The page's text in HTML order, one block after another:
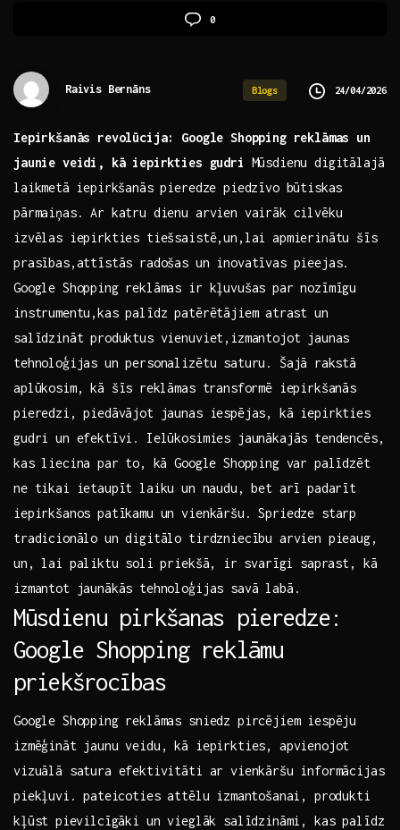
0
Raivis Bernāns Blogs 24/04/2026
Iepirkšanās revolūcija: Google Shopping reklāmas un
jaunie veidi, kā iepirkties gudri Mūsdienu ‍digitālajā
laikmetā ⁢iepirkšanās pieredze piedzīvo būtiskas‍
pārmaiņas. Ar katru dienu arvien vairāk cilvēku
izvēlas iepirkties tiešsaistē,un,lai apmierinātu ‌šīs
prasības,attīstās radošas un inovatīvas pieejas.
Google Shopping reklāmas ir kļuvušas par nozīmīgu
instrumentu,kas​ palīdz patērētājiem⁤ atrast un
salīdzināt produktus vienuviet,izmantojot jaunas
tehnoloģijas un personalizētu saturu. Šajā⁢ rakstā
aplūkosim, kā šīs ⁣reklāmas transformē iepirkšanās
pieredzi, piedāvājot jaunas iespējas, kā iepirkties
gudri​ un efektīvi. Ielūkosimies jaunākajās tendencēs,
kas liecina par ⁣to, ‌kā Google Shopping var palīdzēt
ne tikai ietaupīt laiku⁤ un naudu, bet arī padarīt
iepirkšanos patīkamu‌ un vienkāršu. Spriedze starp
tradicionālo un digitālo tirdzniecību arvien pieaug,
un, lai‍ paliktu soli ⁢priekšā, ⁤ir svarīgi saprast, kā
izmantot jaunākās tehnoloģijas savā labā.
Mūsdienu pirkšanas pieredze:
Google Shopping reklāmu
priekšrocības
Google Shopping reklāmas sniedz pircējiem iespēju
izmēģināt jaunu veidu, kā iepirkties, apvienojot
vizuālā satura efektivitāti ar vienkāršu informācijas
piekļuvi. ⁤pateicoties attēlu izmantošanai, produkti
kļūst⁤ pievilcīgāki un vieglāk salīdzināmi, kas palīdz